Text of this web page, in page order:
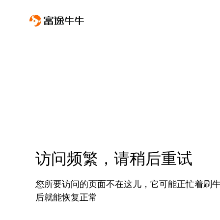
访问频繁，请稍后重试
您所要访问的页面不在这儿，它可能正忙着刷
后就能恢复正常